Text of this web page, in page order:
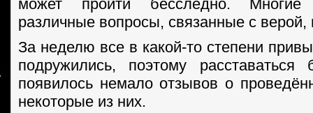
может пройти бесследно. Многие
различные вопросы, связанные с верой,
За неделю все в какой-то степени
подружились, поэтому
появилось немало отзывов о
некоторые из них.